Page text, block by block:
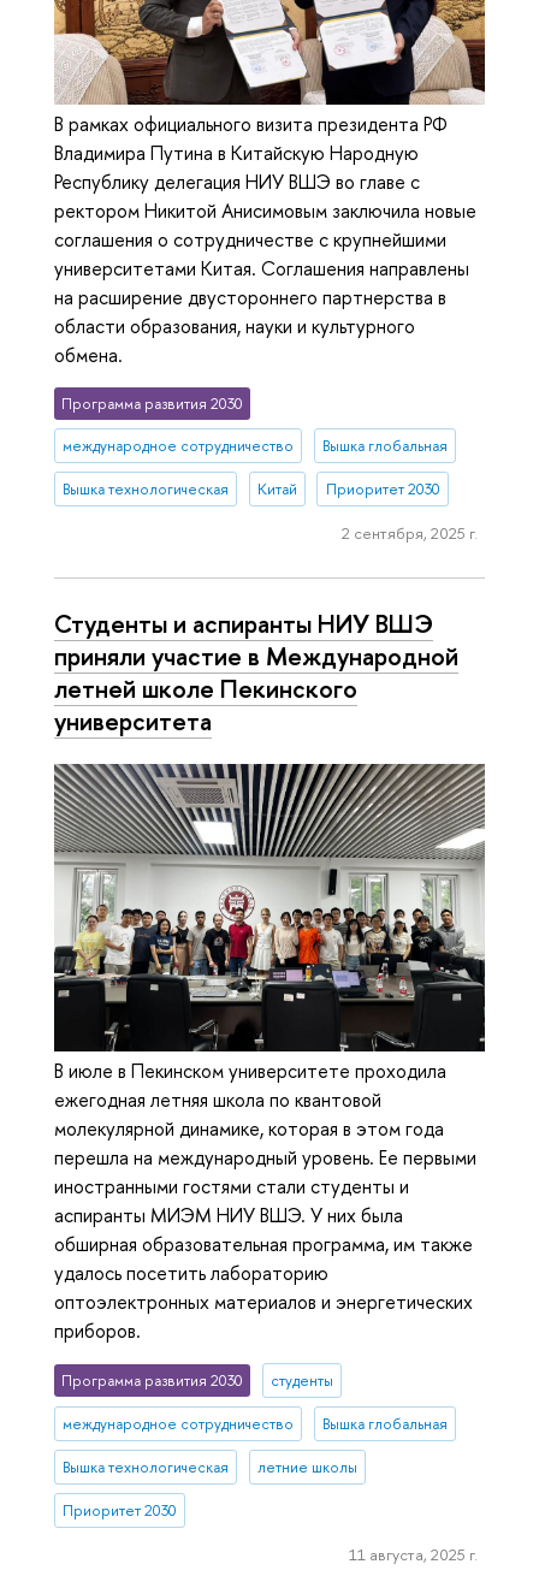
В рамках официального визита президента РФ
Владимира Путина в Китайскую Народную
Республику делегация НИУ ВШЭ во главе с
ректором Никитой Анисимовым заключила новые
соглашения о сотрудничестве с крупнейшими
университетами Китая. Соглашения направлены
на расширение двустороннего партнерства в
области образования, науки и культурного
обмена.
Программа развития 2030
международное сотрудничество Вышка глобальная
Вышка технологическая Китай Приоритет 2030
2 сентября, 2025 г.
Студенты и аспиранты НИУ ВШЭ
приняли участие в Международной
летней школе Пекинского
университета
В июле в Пекинском университете проходила
ежегодная летняя школа по квантовой
молекулярной динамике, которая в этом года
перешла на международный уровень. Ее первыми
иностранными гостями стали студенты и
аспиранты МИЭМ НИУ ВШЭ. У них была
обширная образовательная программа, им также
удалось посетить лабораторию
оптоэлектронных материалов и энергетических
приборов.
Программа развития 2030 студенты
международное сотрудничество Вышка глобальная
Вышка технологическая летние школы
Приоритет 2030
11 августа, 2025 г.